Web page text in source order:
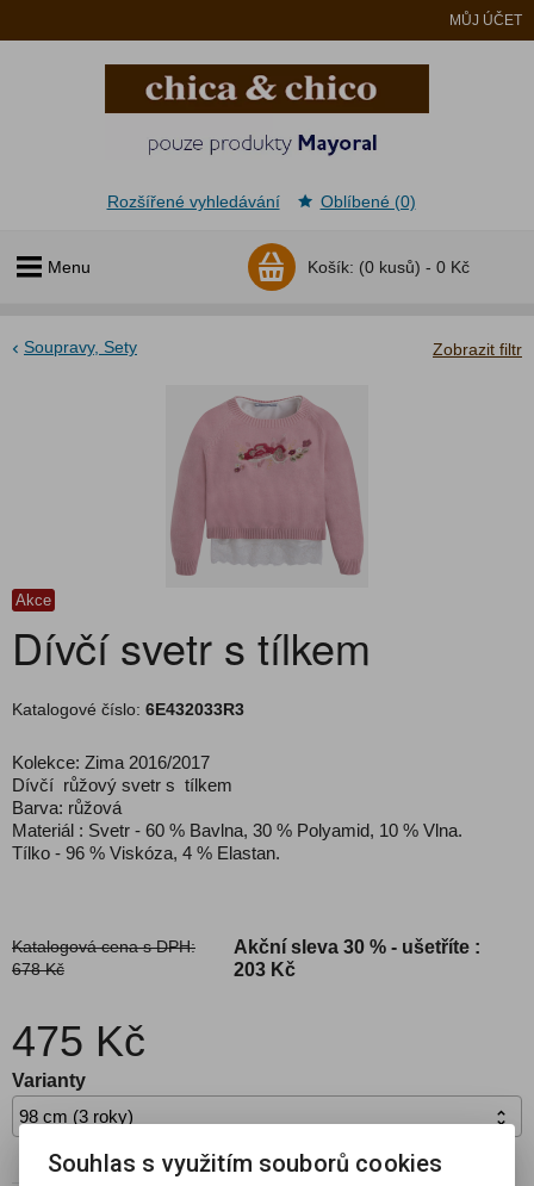
MŮJ ÚČET
Menu Košík: (0 kusů) - 0 Kč
Rozšířené vyhledávání Oblíbené (0)
Zobrazit filtr
Soupravy, Sety
Akce
Dívčí svetr s tílkem
Katalogové číslo: 6E432033R3
Kolekce: Zima 2016/2017
Dívčí růžový svetr s tílkem
Barva: růžová
Materiál : Svetr - 60 % Bavlna, 30 % Polyamid, 10 % Vlna.
Tílko - 96 % Viskóza, 4 % Elastan.
Katalogová cena s DPH:
678 Kč
Akční sleva 30 % - ušetříte :
203 Kč
475 Kč
Varianty
Souhlas s využitím souborů cookies